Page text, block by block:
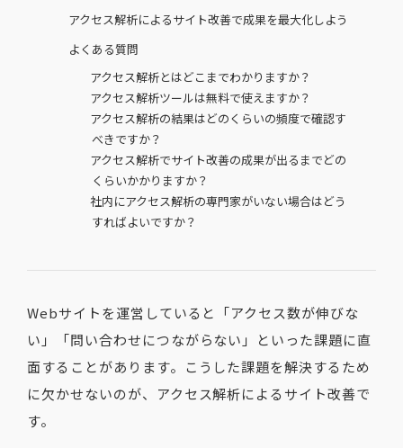
アクセス解析によるサイト改善で成果を最大化しよう
よくある質問
アクセス解析とはどこまでわかりますか？
アクセス解析ツールは無料で使えますか？
アクセス解析の結果はどのくらいの頻度で確認す
べきですか？
アクセス解析でサイト改善の成果が出るまでどの
くらいかかりますか？
社内にアクセス解析の専門家がいない場合はどう
すればよいですか？
Webサイトを運営していると「アクセス数が伸びな
い」「問い合わせにつながらない」といった課題に直
面することがあります。こうした課題を解決するため
に欠かせないのが、アクセス解析によるサイト改善で
す。